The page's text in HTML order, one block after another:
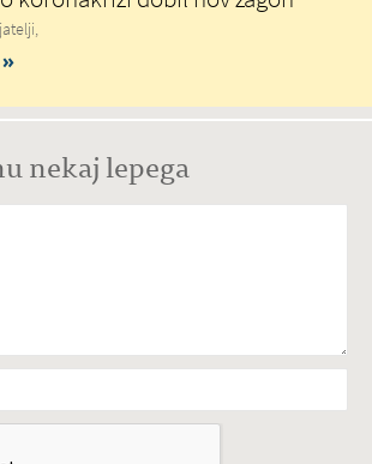
»
nekaj lepega